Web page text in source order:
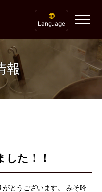
Language
報
た！！
とうございます。 みそ吟